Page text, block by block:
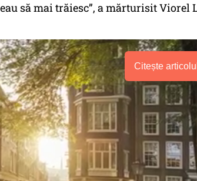
să mai trăiesc”, a mărturisit Viorel
Citește articolul